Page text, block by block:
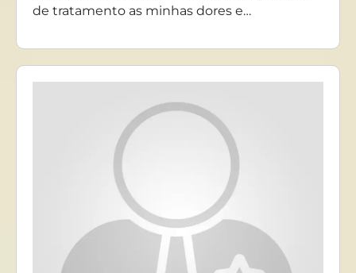
de tratamento as minhas dores e…